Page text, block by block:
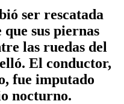
ser rescatada
sus piernas
las ruedas del
El conductor,
fue imputado
nocturno.